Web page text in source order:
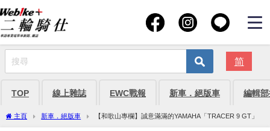
简
TOP 線上雜誌 EWC戰報 新車．絕版車 編輯
主頁 新車．絕版車 【和歌山專欄】誠意滿滿的YAMAHA「TRACER 9 GT」